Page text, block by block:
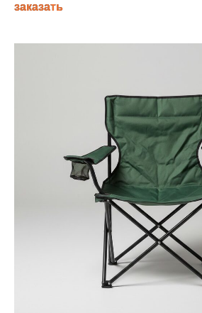
заказать